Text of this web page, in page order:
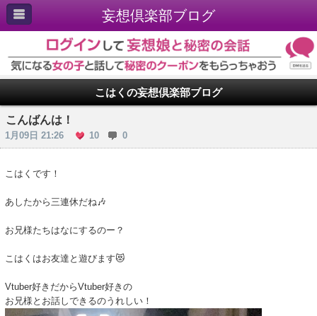
妄想倶楽部ブログ
こはくの妄想倶楽部ブログ
こんばんは！
1月09日 21:26 10 0
こはくです！
あしたから三連休だね🎶
お兄様たちはなにするのー？
こはくはお友達と遊びます😻
Vtuber好きだからVtuber好きの
お兄様とお話しできるのうれしい！